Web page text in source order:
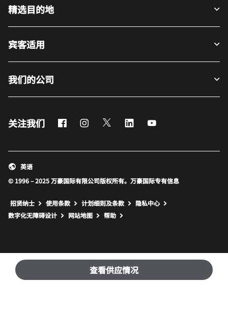
查看供应情况
精选目的地
宾客适用
我们的公司
关注我们 FacebookInstagram
Twitter LinkedIn
© 1996 – 2025 万豪国际有限公司版权所有。万豪国际专有信息
英语
招贤纳士 使用条款 计划细则及条款
隐私中心
数字化无障碍设计
网站地图 打开新窗口
帮助